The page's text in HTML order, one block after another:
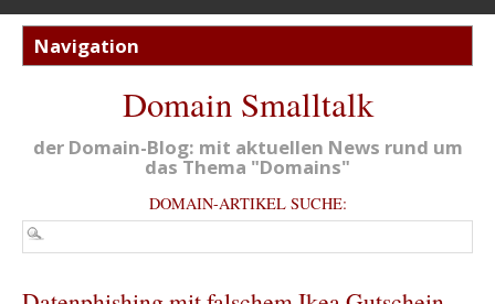
Domain Smalltalk
der Domain-Blog: mit aktuellen News rund um
das Thema "Domains"
DOMAIN-ARTIKEL SUCHE: